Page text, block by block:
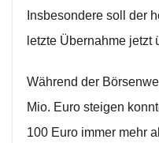
Insbesondere soll der
letzte Übernahme jetzt
Während der
Mio. Euro steigen
100 Euro immer mehr